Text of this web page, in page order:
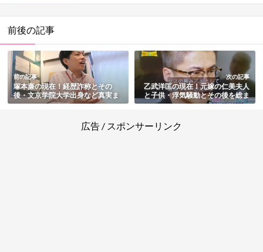
前後の記事
前の記事
塚本廉の現在！経歴詐称とその
後・文京学院大学出身など真実ま
とめ
次の記事
乙武洋匡の現在！元嫁の仁美夫人
と子供・浮気騒動とその後を総ま
とめ【不倫相手画像あり】
広告 / スポンサーリンク